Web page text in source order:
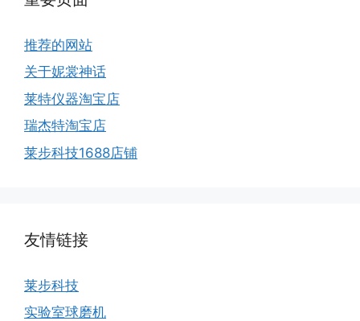
推荐的网站
关于妮裳神话
莱特仪器淘宝店
瑞杰特淘宝店
莱步科技1688店铺
友情链接
莱步科技
实验室球磨机